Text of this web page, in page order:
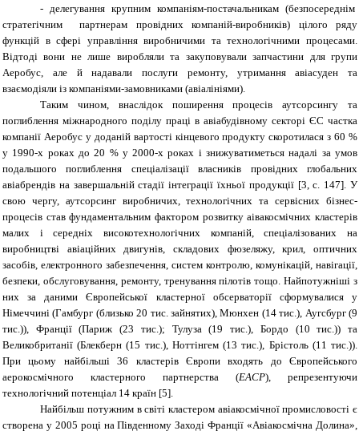
- делегування крупним компаніям-постачальникам (безпосереднім
стратегічним партнерам провідних компаній-виробників) цілого ряду
функцій в сфері управління виробничими та технологічними процесами.
Відтоді вони не лише виробляли та закуповували запчастини для групи
Аеробус, але й надавали послуги ремонту, утримання авіасуден та
взаємодіяли із компаніями-замовниками (авіалініями).
Таким чином, внаслідок поширення процесів аутсорсингу та
поглиблення міжнародного поділу праці в авіабудівному секторі ЄС частка
компанії Аеробус у доданій вартості кінцевого продукту скоротилася з 60 %
у 1990-х роках до 20 % у 2000-х роках і знижуватиметься надалі за умов
подальшого поглиблення спеціалізації власників провідних глобальних
авіабрендів на завершальній стадії інтеграції їхньої продукції [3, с. 147]. У
свою чергу, аутсорсинг виробничих, технологічних та сервісних бізнес-
процесів став фундаментальним фактором розвитку аівакосмічних кластерів
малих і середніх високотехнологічних компаній, спеціалізованих на
виробництві авіаційних двигунів, складових фюзеляжу, крил, оптичних
засобів, електронного забезпечення, систем контролю, комунікацій, навігації,
безпеки, обслуговування, ремонту, тренування пілотів тощо. Найпотужніші з
них за даними Європейської кластерної обсерваторії сформувалися у
Німеччині (Гамбург (близько 20 тис. зайнятих), Мюнхен (14 тис.), Аугсбург (9
тис.)), Франції (Париж (23 тис.); Тулуза (19 тис.), Бордо (10 тис.)) та
Великобританії (Блекберн (15 тис.), Ноттінгем (13 тис.), Брістоль (11 тис.)).
При цьому найбільші 36 кластерів Європи входять до Європейського
аерокосмічного кластерного партнерства (EACP), репрезентуючи
технологічний потенціал 14 країн [5].
Найбільш потужним в світі кластером авіакосмічної промисловості є
створена у 2005 році на Південному Заході Франції «Авіакосмічна Долина»,